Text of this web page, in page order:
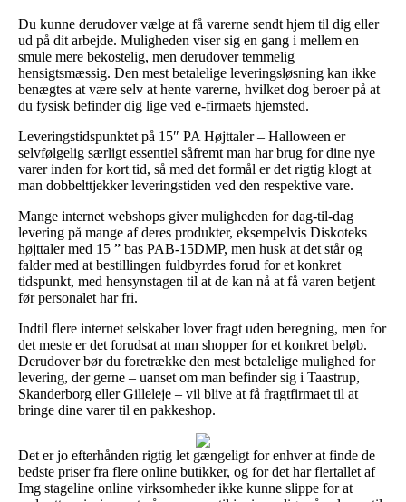
Du kunne derudover vælge at få varerne sendt hjem til dig eller
ud på dit arbejde. Muligheden viser sig en gang i mellem en
smule mere bekostelig, men derudover temmelig
hensigtsmæssig. Den mest betalelige leveringsløsning kan ikke
benægtes at være selv at hente varerne, hvilket dog beroer på at
du fysisk befinder dig lige ved e-firmaets hjemsted.
Leveringstidspunktet på 15″ PA Højttaler – Halloween er
selvfølgelig særligt essentiel såfremt man har brug for dine nye
varer inden for kort tid, så med det formål er det rigtig klogt at
man dobbelttjekker leveringstiden ved den respektive vare.
Mange internet webshops giver muligheden for dag-til-dag
levering på mange af deres produkter, eksempelvis Diskoteks
højttaler med 15 ” bas PAB-15DMP, men husk at det står og
falder med at bestillingen fuldbyrdes forud for et konkret
tidspunkt, med hensynstagen til at de kan nå at få varen betjent
før personalet har fri.
Indtil flere internet selskaber lover fragt uden beregning, men for
det meste er det forudsat at man shopper for et konkret beløb.
Derudover bør du foretrække den mest betalelige mulighed for
levering, der gerne – uanset om man befinder sig i Taastrup,
Skanderborg eller Gilleleje – vil blive at få fragtfirmaet til at
bringe dine varer til en pakkeshop.
Det er jo efterhånden rigtig let gængeligt for enhver at finde de
bedste priser fra flere online butikker, og for det har flertallet af
Img stageline online virksomheder ikke kunne slippe for at